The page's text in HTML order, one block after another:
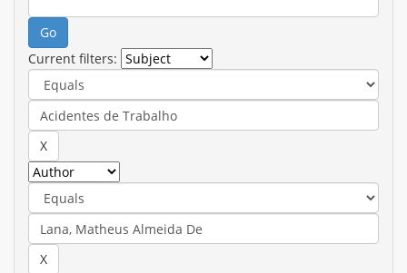
Current filters: